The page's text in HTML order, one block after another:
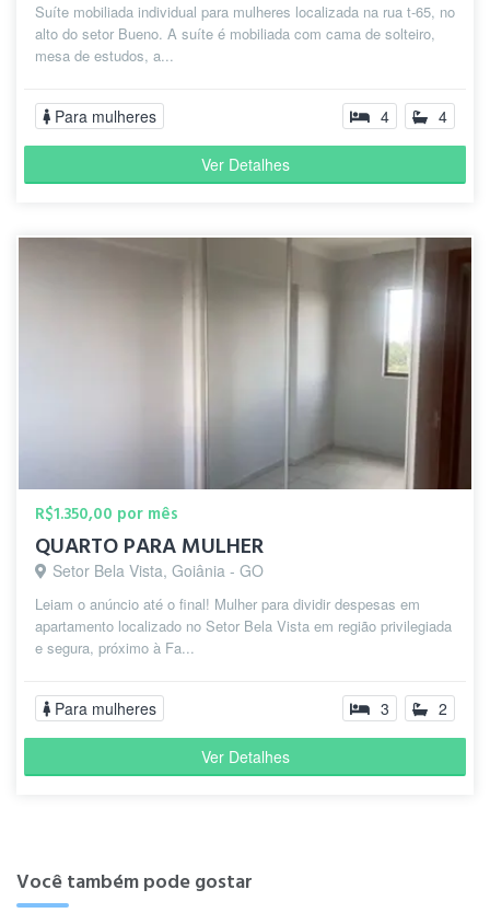
Suíte mobiliada individual para mulheres localizada na rua t-65, no
alto do setor Bueno. A suíte é mobiliada com cama de solteiro,
mesa de estudos, a...
Para mulheres 4 4
Ver Detalhes
R$1.350,00 por mês
QUARTO PARA MULHER
Setor Bela Vista, Goiânia - GO
Leiam o anúncio até o final! Mulher para dividir despesas em
apartamento localizado no Setor Bela Vista em região privilegiada
e segura, próximo à Fa...
Para mulheres 3 2
Ver Detalhes
Você também pode gostar